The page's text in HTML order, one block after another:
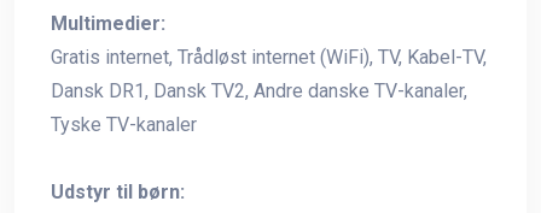
Multimedier:
Gratis internet, Trådløst internet (WiFi), TV, Kabel-TV,
Dansk DR1, Dansk TV2, Andre danske TV-kanaler,
Tyske TV-kanaler
Udstyr til børn: